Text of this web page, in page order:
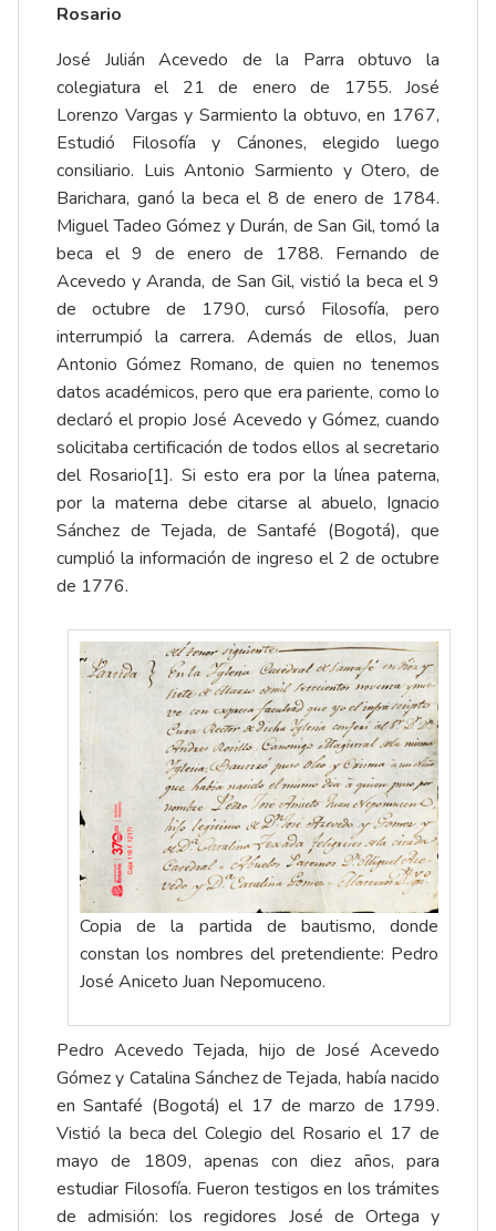
Rosario
José Julián Acevedo de la Parra obtuvo la
colegiatura el 21 de enero de 1755. José
Lorenzo Vargas y Sarmiento la obtuvo, en 1767,
Estudió Filosofía y Cánones, elegido luego
consiliario. Luis Antonio Sarmiento y Otero, de
Barichara, ganó la beca el 8 de enero de 1784.
Miguel Tadeo Gómez y Durán, de San Gil, tomó la
beca el 9 de enero de 1788. Fernando de
Acevedo y Aranda, de San Gil, vistió la beca el 9
de octubre de 1790, cursó Filosofía, pero
interrumpió la carrera. Además de ellos, Juan
Antonio Gómez Romano, de quien no tenemos
datos académicos, pero que era pariente, como lo
declaró el propio José Acevedo y Gómez, cuando
solicitaba certificación de todos ellos al secretario
del Rosario[1]. Si esto era por la línea paterna,
por la materna debe citarse al abuelo, Ignacio
Sánchez de Tejada, de Santafé (Bogotá), que
cumplió la información de ingreso el 2 de octubre
de 1776.
Copia de la partida de bautismo, donde
constan los nombres del pretendiente: Pedro
José Aniceto Juan Nepomuceno.
Pedro Acevedo Tejada, hijo de José Acevedo
Gómez y Catalina Sánchez de Tejada, había nacido
en Santafé (Bogotá) el 17 de marzo de 1799.
Vistió la beca del Colegio del Rosario el 17 de
mayo de 1809, apenas con diez años, para
estudiar Filosofía. Fueron testigos en los trámites
de admisión: los regidores José de Ortega y